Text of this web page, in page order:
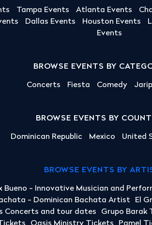
Tampa Events Atlanta Events
Dallas Events Houston Events
Events
BROWSE EVENTS BY
Concerts Fiesta Comedy
BROWSE EVENTS BY
Dominican Republic Mexico United
BROWSE EVENTS BY
Bueno - Innovative Musician and
- Dominican Bachata Artist El
Concerts and tour dates Grupo Barak